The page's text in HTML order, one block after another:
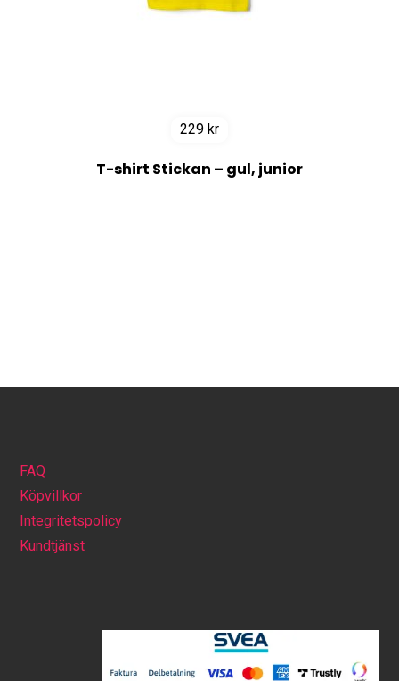
229 kr
T-shirt Stickan – gul, junior
FAQ
Köpvillkor
Integritetspolicy
Kundtjänst